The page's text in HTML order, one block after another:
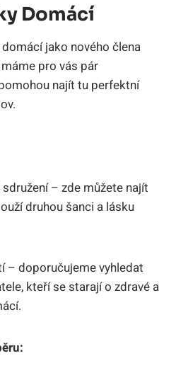
Domácí
jako nového člena
pro vás pár
najít tu perfektní
– zde můžete najít
druhou šanci a lásku
– doporučujeme vyhledat
kteří se starají o zdravé a